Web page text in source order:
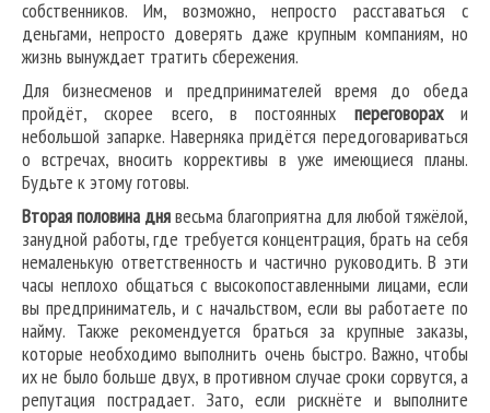
собственников. Им, возможно, непросто расставаться с
деньгами, непросто доверять даже крупным компаниям, но
жизнь вынуждает тратить сбережения.
Для бизнесменов и предпринимателей время до обеда
пройдёт, скорее всего, в постоянных переговорахи
небольшой запарке. Наверняка придётся передоговариваться
о встречах, вносить коррективы в уже имеющиеся планы.
Будьте к этому готовы.
Вторая половина днявесьма благоприятна для любой тяжёлой,
занудной работы, где требуется концентрация, брать на себя
немаленькую ответственность и частично руководить. В эти
часы неплохо общаться с высокопоставленными лицами, если
вы предприниматель, и с начальством, если вы работаете по
найму. Также рекомендуется браться за крупные заказы,
которые необходимо выполнить очень быстро. Важно, чтобы
их не было больше двух, в противном случае сроки сорвутся, а
репутация пострадает. Зато, если рискнёте и выполните